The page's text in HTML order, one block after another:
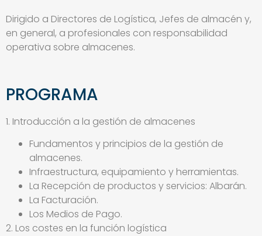
Dirigido a Directores de Logística, Jefes de almacén y,
en general, a profesionales con responsabilidad
operativa sobre almacenes.
PROGRAMA
1. Introducción a la gestión de almacenes
Fundamentos y principios de la gestión de
almacenes.
Infraestructura, equipamiento y herramientas.
La Recepción de productos y servicios: Albarán.
La Facturación.
Los Medios de Pago.
2. Los costes en la función logística